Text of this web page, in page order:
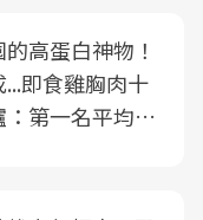
高蛋白神物！
...即食雞胸肉十
第一名平均一